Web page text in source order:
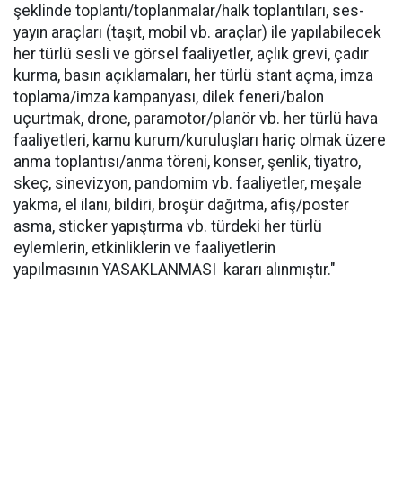
şeklinde toplantı/toplanmalar/halk toplantıları, ses-
yayın araçları (taşıt, mobil vb. araçlar) ile yapılabilecek
her türlü sesli ve görsel faaliyetler, açlık grevi, çadır
kurma, basın açıklamaları, her türlü stant açma, imza
toplama/imza kampanyası, dilek feneri/balon
uçurtmak, drone, paramotor/planör vb. her türlü hava
faaliyetleri, kamu kurum/kuruluşları hariç olmak üzere
anma toplantısı/anma töreni, konser, şenlik, tiyatro,
skeç, sinevizyon, pandomim vb. faaliyetler, meşale
yakma, el ilanı, bildiri, broşür dağıtma, afiş/poster
asma, sticker yapıştırma vb. türdeki her türlü
eylemlerin, etkinliklerin ve faaliyetlerin
yapılmasının YASAKLANMASI kararı alınmıştır."